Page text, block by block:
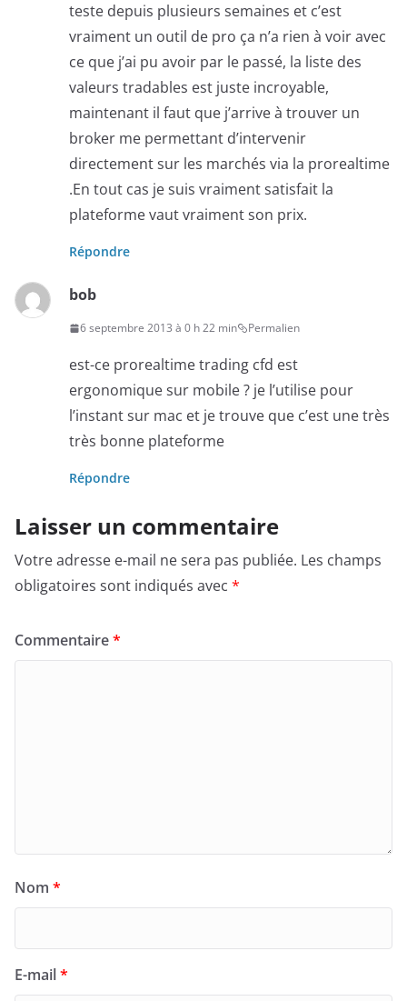
teste depuis plusieurs semaines et c’est
vraiment un outil de pro ça n’a rien à voir avec
ce que j’ai pu avoir par le passé, la liste des
valeurs tradables est juste incroyable,
maintenant il faut que j’arrive à trouver un
broker me permettant d’intervenir
directement sur les marchés via la prorealtime
.En tout cas je suis vraiment satisfait la
plateforme vaut vraiment son prix.
Répondre
bob
6 septembre 2013 à 0 h 22 min Permalien
est-ce prorealtime trading cfd est
ergonomique sur mobile ? je l’utilise pour
l’instant sur mac et je trouve que c’est une très
très bonne plateforme
Répondre
Laisser un commentaire
Votre adresse e-mail ne sera pas publiée. Les champs
obligatoires sont indiqués avec *
Commentaire*
Nom *
E-mail*